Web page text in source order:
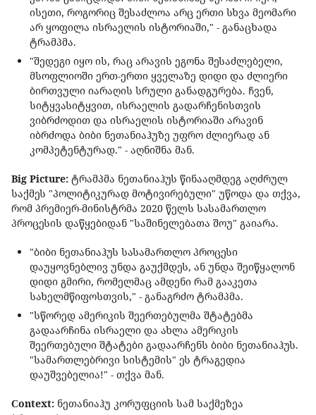
ისეთი, როგორიც შესაძლოა არც ერთი სხვა მეომარი
არ ყოფილა ისრაელის ისტორიაში," - განაცხადა
ტრამპმა.
"შედეგი იყო ის, რაც არავის ეგონა შესაძლებელი,
მსოფლიოში ერთ-ერთი ყველაზე დიდი და ძლიერი
ბირთვული იარაღის სრული განადგურება. ჩვენ,
სიტყვასიტყვით, ისრაელის გადარჩენისთვის
ვიბრძოდით და ისრაელის ისტორიაში არავინ
იბრძოდა ბიბი ნეთანიაჰუზე უფრო ძლიერად ან
კომპეტენტურად." - აღნიშნა მან.
Big Picture: ტრამპმა ნეთანიაჰუს წინააღმდეგ აღძრულ
საქმეს "პოლიტიკურად მოტივირებული" უწოდა და თქვა,
რომ პრემიერ-მინისტრმა 2020 წელს სასამართლო
პროცესის დაწყებიდან "საშინელებათა შოუ" გაიარა.
"ბიბი ნეთანიაჰუს სასამართლო პროცესი
დაუყოვნებლივ უნდა გაუქმდეს, ან უნდა შეიწყალონ
დიდი გმირი, რომელმაც ამდენი რამ გააკეთა
სახელმწიფოსთვის," - განაგრძო ტრამპმა.
"სწორედ ამერიკის შეერთებულმა შტატებმა
გადაარჩინა ისრაელი და ახლა ამერიკის
შეერთებული შტატები გადაარჩენს ბიბი ნეთანიაჰუს.
"სამართლებრივი სისტემის" ეს ტრაგედია
დაუშვებელია!" - თქვა მან.
Сontext: ნეთანიაჰუ კორუფციის სამ საქმეზეა